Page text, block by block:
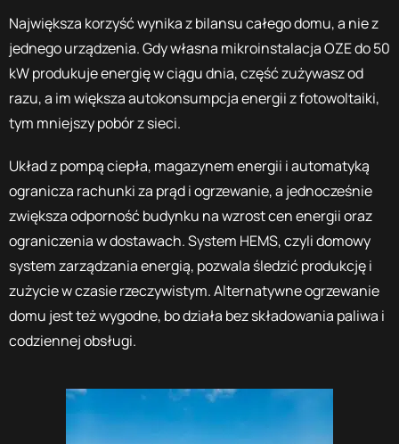
Największa korzyść wynika z bilansu całego domu, a nie z
jednego urządzenia. Gdy własna mikroinstalacja OZE do 50
kW produkuje energię w ciągu dnia, część zużywasz od
razu, a im większa autokonsumpcja energii z fotowoltaiki,
tym mniejszy pobór z sieci.
Układ z pompą ciepła, magazynem energii i automatyką
ogranicza rachunki za prąd i ogrzewanie, a jednocześnie
zwiększa odporność budynku na wzrost cen energii oraz
ograniczenia w dostawach. System HEMS, czyli domowy
system zarządzania energią, pozwala śledzić produkcję i
zużycie w czasie rzeczywistym. Alternatywne ogrzewanie
domu jest też wygodne, bo działa bez składowania paliwa i
codziennej obsługi.